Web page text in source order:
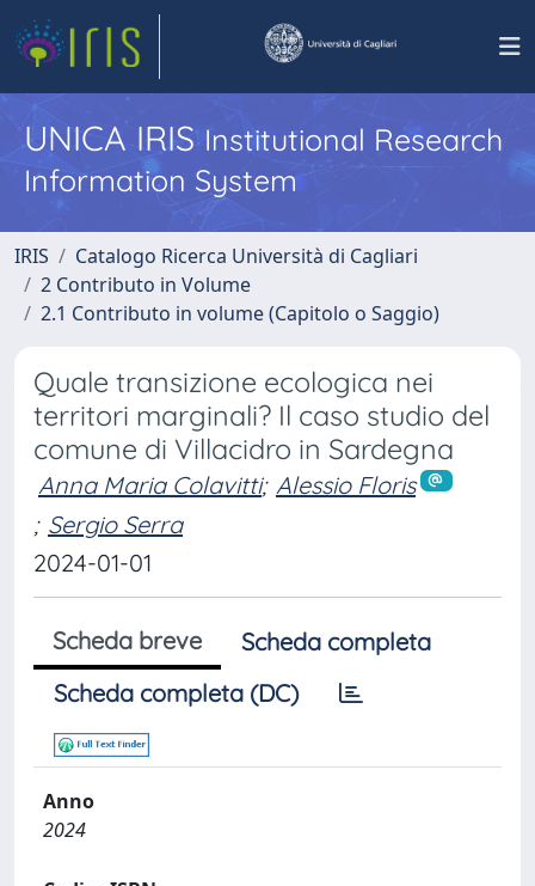
UNICA IRISInstitutional Research
Information System
IRIS
Catalogo Ricerca Università di Cagliari
2 Contributo in Volume
2.1 Contributo in volume (Capitolo o Saggio)
Quale transizione ecologica nei
territori marginali? Il caso studio del
comune di Villacidro in Sardegna
Anna Maria Colavitti; Alessio Floris
; Sergio Serra
2024-01-01
Scheda breve
Scheda completa
Scheda completa (DC)
Anno
2024